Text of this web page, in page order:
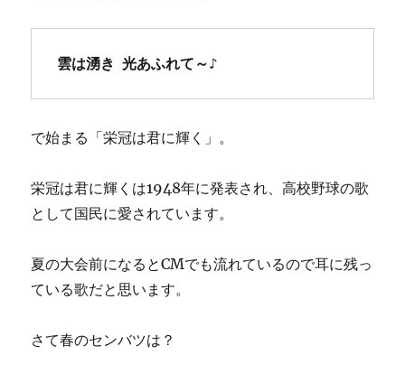
雲は湧き 光あふれて～♪
で始まる「栄冠は君に輝く」。
栄冠は君に輝くは1948年に発表され、高校野球の歌
として国民に愛されています。
夏の大会前になるとCMでも流れているので耳に残っ
ている歌だと思います。
さて春のセンバツは？